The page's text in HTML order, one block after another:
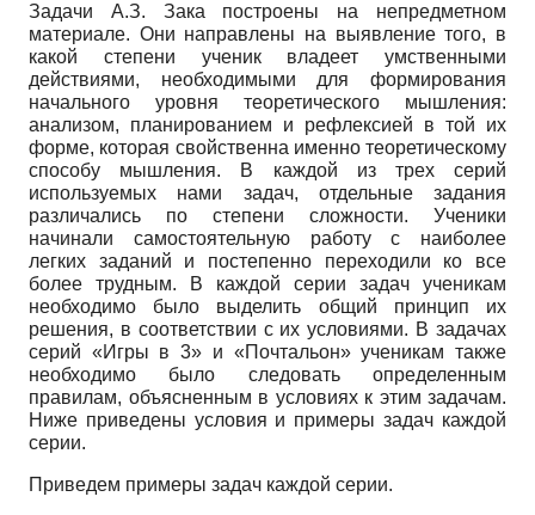
Задачи А.З. Зака построены на непредметном
материале. Они направлены на выявление того, в
какой степени ученик владеет умственными
действиями, необходимыми для формирования
начального уровня теоретического мышления:
анализом, планированием и рефлексией в той их
форме, которая свойственна именно теоретическому
способу мышления. В каждой из трех серий
используемых нами задач, отдельные задания
различались по степени сложности. Ученики
начинали самостоятельную работу с наиболее
легких заданий и постепенно переходили ко все
более трудным. В каждой серии задач ученикам
необходимо было выделить общий принцип их
решения, в соответствии с их условиями. В задачах
серий «Игры в 3» и «Почтальон» ученикам также
необходимо было следовать определенным
правилам, объясненным в условиях к этим задачам.
Ниже приведены условия и примеры задач каждой
серии.
Приведем примеры задач каждой серии.